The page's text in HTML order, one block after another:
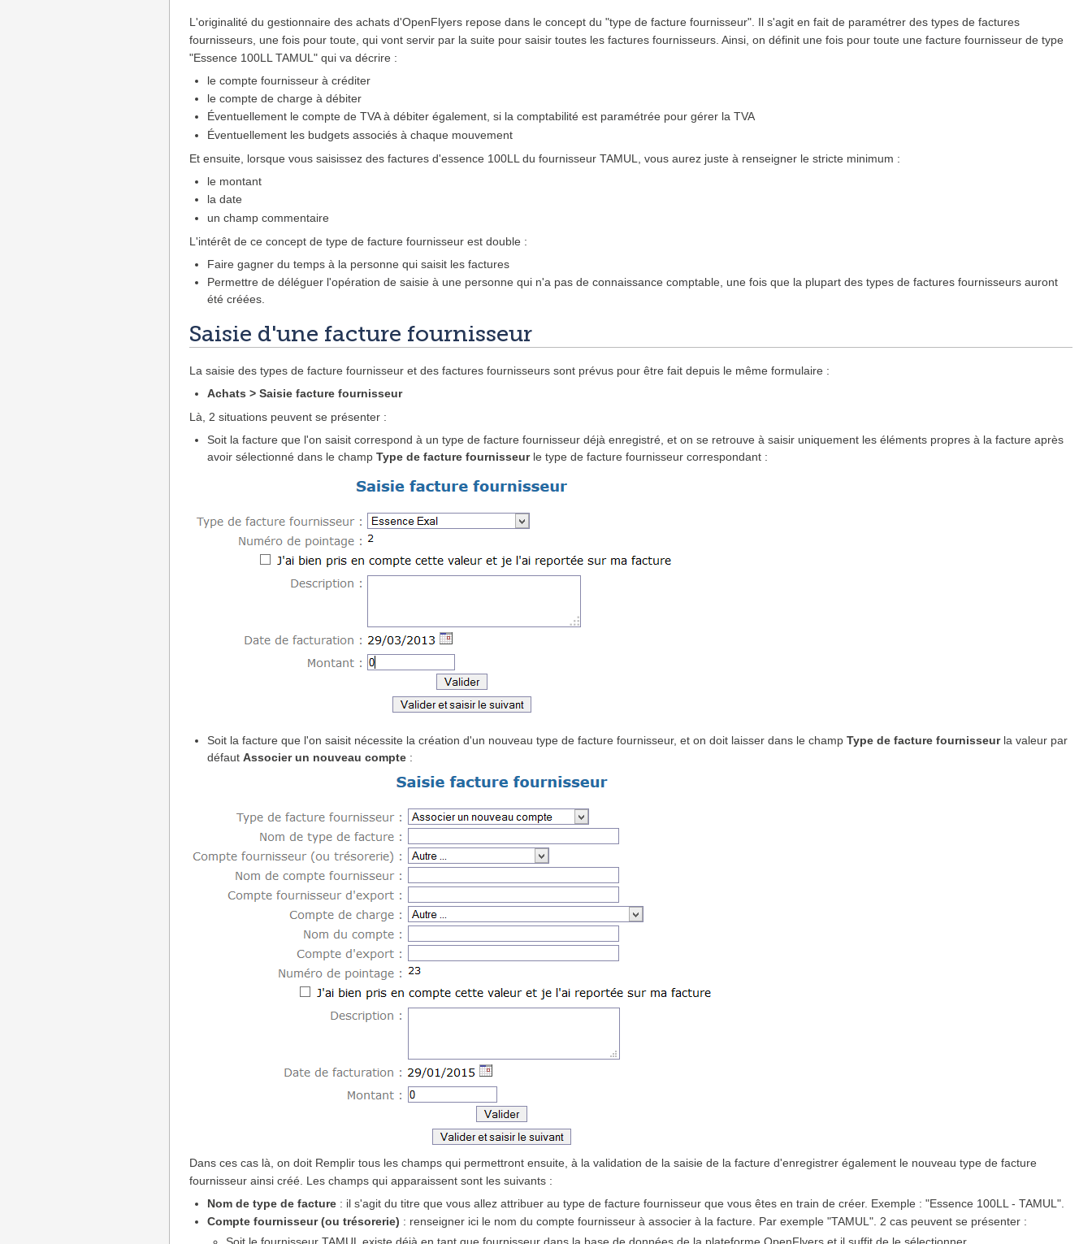
L'originalité du gestionnaire des achats d'OpenFlyers repose dans le concept du "type de facture fournisseur". Il s'agit en fait de paramétrer des types de factures
fournisseurs, une fois pour toute, qui vont servir par la suite pour saisir toutes les factures fournisseurs. Ainsi, on définit une fois pour toute une facture fournisseur de type
"Essence 100LL TAMUL" qui va décrire :
le compte fournisseur à créditer
le compte de charge à débiter
Éventuellement le compte de TVA à débiter également, si la comptabilité est paramétrée pour gérer la TVA
Éventuellement les budgets associés à chaque mouvement
Et ensuite, lorsque vous saisissez des factures d'essence 100LL du fournisseur TAMUL, vous aurez juste à renseigner le stricte minimum :
le montant
la date
un champ commentaire
L'intérêt de ce concept de type de facture fournisseur est double :
Faire gagner du temps à la personne qui saisit les factures
Permettre de déléguer l'opération de saisie à une personne qui n'a pas de connaissance comptable, une fois que la plupart des types de factures fournisseurs auront
été créées.
Saisie d'une facture fournisseur
La saisie des types de facture fournisseur et des factures fournisseurs sont prévus pour être fait depuis le même formulaire :
Achats > Saisie facture fournisseur
Là, 2 situations peuvent se présenter :
Soit la facture que l'on saisit correspond à un type de facture fournisseur déjà enregistré, et on se retrouve à saisir uniquement les éléments propres à la facture après
avoir sélectionné dans le champType de facture fournisseurle type de facture fournisseur correspondant :
Soit la facture que l'on saisit nécessite la création d'un nouveau type de facture fournisseur, et on doit laisser dans le champType de facture fournisseurla valeur par
défautAssocier un nouveau compte :
Dans ces cas là, on doit Remplir tous les champs qui permettront ensuite, à la validation de la saisie de la facture d'enregistrer également le nouveau type de facture
fournisseur ainsi créé. Les champs qui apparaissent sont les suivants :
Nom de type de facture : il s'agit du titre que vous allez attribuer au type de facture fournisseur que vous êtes en train de créer. Exemple : "Essence 100LL - TAMUL".
Compte fournisseur (ou trésorerie) : renseigner ici le nom du compte fournisseur à associer à la facture. Par exemple "TAMUL". 2 cas peuvent se présenter :